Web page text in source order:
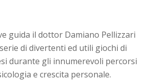
guida il dottor Damiano Pellizzari
di divertenti ed utili giochi di
durante gli innumerevoli percorsi
e crescita personale.